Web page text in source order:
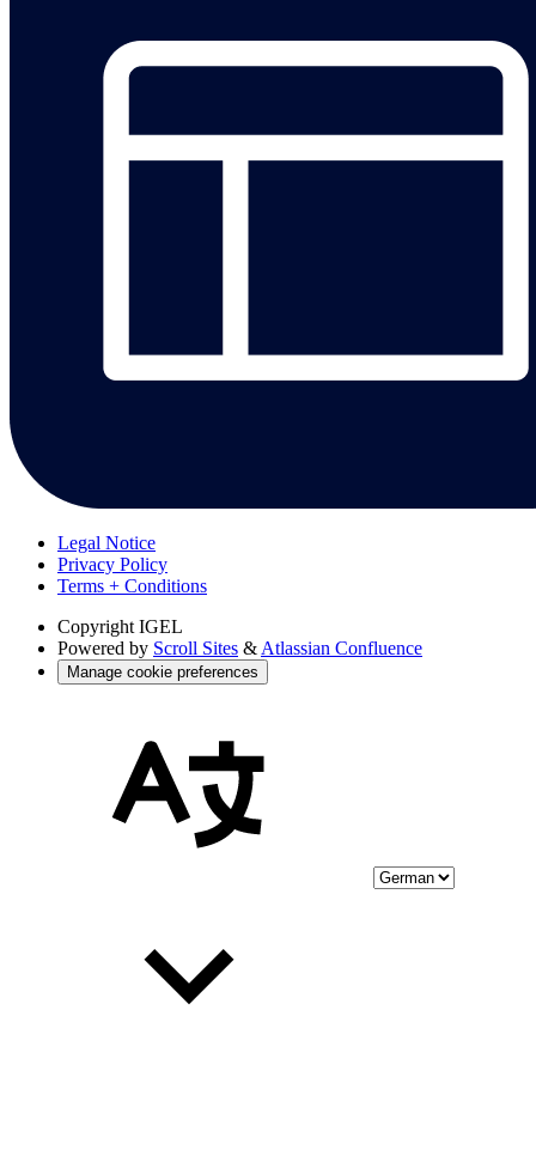
Legal Notice
Privacy Policy
Terms + Conditions
Copyright IGEL
Powered by Scroll Sites & Atlassian Confluence
Manage cookie preferences